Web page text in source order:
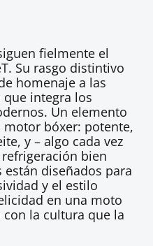
fielmente el
Su rasgo distintivo
homenaje a las
integra los
Un elemento
bóxer: potente,
y – algo cada vez
bien
diseñados para
y el estilo
en una moto
la cultura que la